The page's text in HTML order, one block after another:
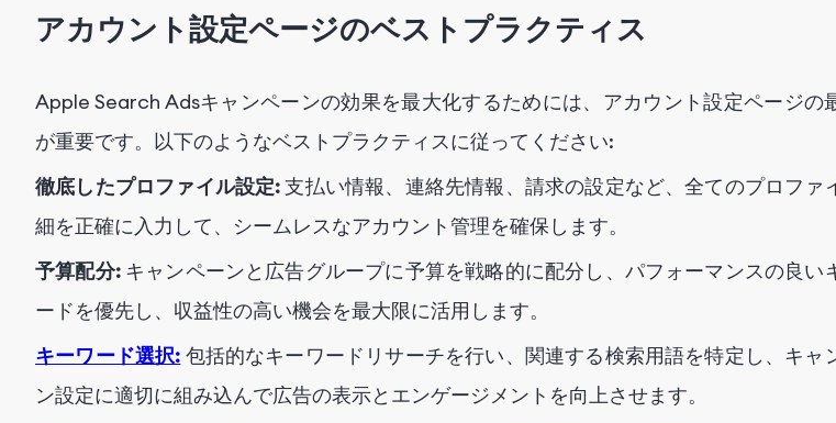
アカウント設定ページのベストプラクティス
Apple Search Adsキャンペーンの効果を最大化するためには、アカウント設定ページの
が重要です。以下のようなベストプラクティスに従ってください:
徹底したプロファイル設定:支払い情報、連絡先情報、請求の設定など、全てのプロファ
細を正確に入力して、シームレスなアカウント管理を確保します。
予算配分:キャンペーンと広告グループに予算を戦略的に配分し、パフォーマンスの良い
ードを優先し、収益性の高い機会を最大限に活用します。
キーワード選択: 包括的なキーワードリサーチを行い、関連する検索用語を特定し、キャ
ン設定に適切に組み込んで広告の表示とエンゲージメントを向上させます。